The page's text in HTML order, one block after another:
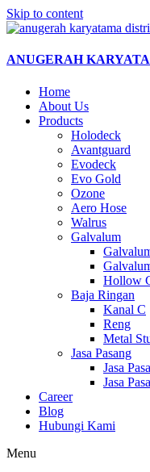
Skip to content
ANUGERAH
Home
About Us
Products
Holodeck
Avantguard
Evodeck
Evo Gold
Ozone
Aero Hose
Walrus
Galvalum
Hollow
Baja Ringan
Kanal C
Reng
Metal
Jasa Pasang
Jasa
Jasa
Career
Blog
Hubungi Kami
Menu